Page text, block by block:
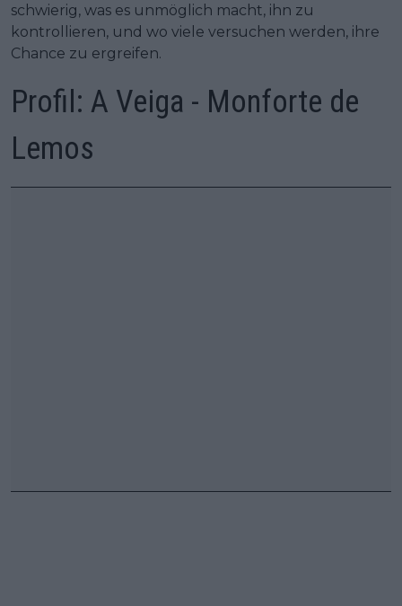
schwierig, was es unmöglich macht, ihn zu
kontrollieren, und wo viele versuchen werden, ihre
Chance zu ergreifen.
Profil: A Veiga - Monforte de
Lemos